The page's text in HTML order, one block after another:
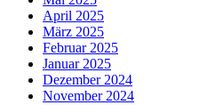
April 2025
März 2025
Februar 2025
Januar 2025
Dezember 2024
November 2024